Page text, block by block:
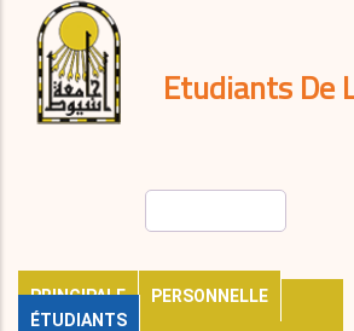
Etudiants De
PRINCIPALE
PERSONNELLE
ÉTUDIANTS
décisions
Expatriés
Journal